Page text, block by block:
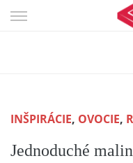
Skip
INŠPIRÁCIE, OVOCIE,
Jednoduché